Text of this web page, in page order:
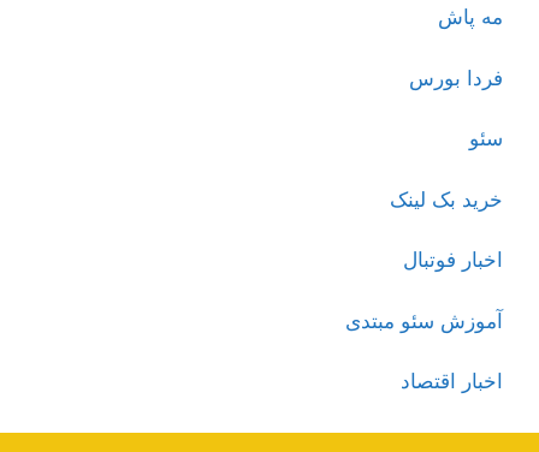
مه پاش
فردا بورس
سئو
خرید بک لینک
اخبار فوتبال
آموزش سئو مبتدی
اخبار اقتصاد